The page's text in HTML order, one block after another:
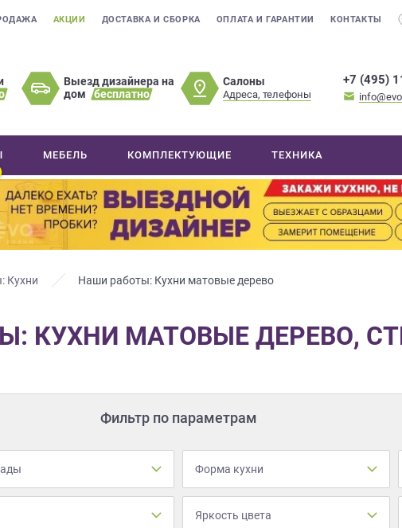
АКЦИИ ДОСТАВКА И СБОРКА ОПЛАТА И ГАРАНТИИ КОНТАКТЫ
Выезд дизайнера на
дом
бесплатно
Салоны
Адреса, телефоны
+7 (495)
МЕБЕЛЬ КОМПЛЕКТУЮЩИЕ ТЕХНИКА
Кухни Наши работы: Кухни матовые дерево
КУХНИ МАТОВЫЕ ДЕРЕВО,
Фильтр по параметрам
Форма кухни
Яркость цвета